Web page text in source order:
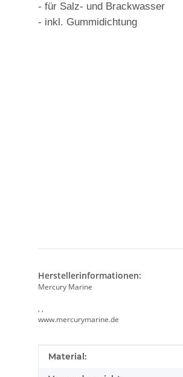
- für Salz- und Brackwasser
- inkl. Gummidichtung
Herstellerinformationen:
Mercury Marine
, ,
www.mercurymarine.de
Produkteigenschaft
Wert
Material: